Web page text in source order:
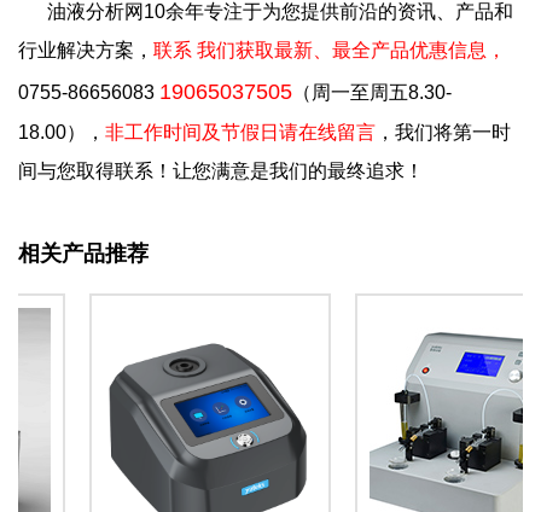
油液分析网10余年专注于为您提供前沿的资讯、产品和
行业解决方案， 联系 我们获取最新、最全产品优惠信息，
0755-86656083 19065037505 （周一至周五8.30-
18.00）， 非工作时间及节假日请在线留言 ，我们将第一时
间与您取得联系！让您满意是我们的最终追求！
相关产品推荐